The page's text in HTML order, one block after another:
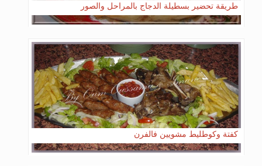
طريقة تحضير بسطيلة الدجاج بالمراحل والصور
كفتة وكوطليط مشويين فالفرن